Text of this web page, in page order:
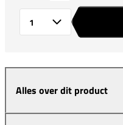
Alles over dit product